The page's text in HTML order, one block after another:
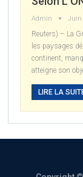
Admin Juin
Reuters) – La
les paysages
continent,
atteigne son
LIRE LA